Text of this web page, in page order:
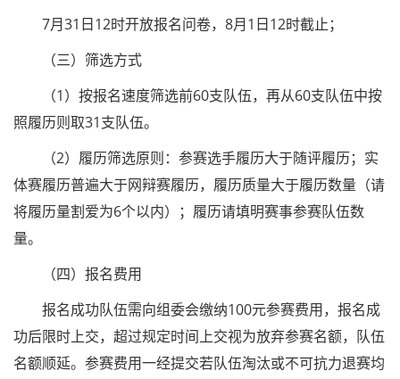
7月31日12时开放报名问卷，8月1日12时截止；
（三）筛选方式
（1）按报名速度筛选前60支队伍，再从60支队伍中按
照履历则取31支队伍。
（2）履历筛选原则：参赛选手履历大于随评履历；实
体赛履历普遍大于网辩赛履历，履历质量大于履历数量（请
将履历量割爱为6个以内）；履历请填明赛事参赛队伍数
量。
（四）报名费用
报名成功队伍需向组委会缴纳100元参赛费用，报名成
功后限时上交，超过规定时间上交视为放弃参赛名额，队伍
名额顺延。参赛费用一经提交若队伍淘汰或不可抗力退赛均